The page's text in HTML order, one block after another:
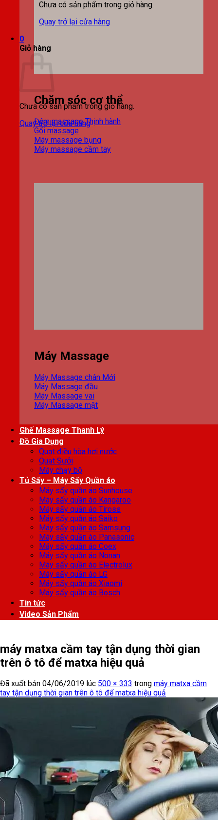
Chưa có sản phẩm trong giỏ hàng.
Quay trở lại cửa hàng
0
Giỏ hàng
Chưa có sản phẩm trong giỏ hàng.
Quay trở lại cửa hàng
Chăm sóc cơ thể
Đệm massage
Gối massage
Máy massage bụng
Máy massage cầm tay
Máy Massage
Máy Massage chân
Máy Massage đầu
Máy Massage vai
Máy Massage mặt
Ghế Massage Thanh Lý
Đồ Gia Dụng
Quạt điều hòa hơi nước
Quạt Sưởi
Máy chạy bộ
Tủ Sấy – Máy Sấy Quần áo
Máy sấy quần áo Sunhouse
Máy sấy quần áo Kangaroo
Máy sấy quần áo Tiross
Máy sấy quần áo Saiko
Máy sấy quần áo Samsung
Máy sấy quần áo Panasonic
Máy sấy quần áo Coex
Máy sấy quần áo Nonan
Máy sấy quần áo Electrolux
Máy sấy quần áo LG
Máy sấy quần áo Xiaomi
Máy sấy quần áo Bosch
Tin tức
Video Sản Phẩm
máy matxa cầm tay tận dụng thời gian
trên ô tô để matxa hiệu quả
Đã xuất bản 04/06/2019 lúc 500 × 333 trong máy matxa cầm
tay tận dụng thời gian trên ô tô để matxa hiệu quả